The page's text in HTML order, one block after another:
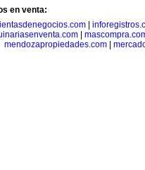
en venta:
|
|
mendozapropiedades.com|